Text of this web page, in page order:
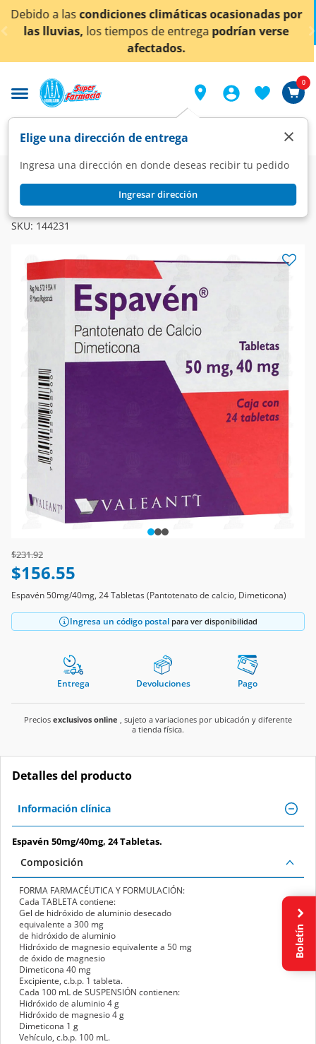
< div class="carousel-inner">
por
verse
¡Ahora también en Aguascalientes!
conocer detalles.
Elige una dirección de entrega
Ingresa una dirección en donde deseas recibir tu pedido
Ingresar dirección
×
0
Farmacia Medicina Dolor Analgésicos
Espavén 50mg/40mg, 24 Tabletas.
SKU: 144231
Price reduced from
$231.92to
$156.55
Espavén 50mg/40mg, 24 Tabletas (Pantotenato de calcio, Dimeticona)
Ingresa un código postal para ver disponibilidad
Entrega Devoluciones Pago
Precios exclusivos online , sujeto a variaciones por ubicación y diferente
a tienda física.
Detalles del producto
Información clínica
Espavén 50mg/40mg, 24 Tabletas.
Composición
FORMA FARMACÉUTICA Y FORMULACIÓN:
Cada TABLETAcontiene:
Gel de hidróxido de aluminio desecado
equivalente a 300 mg
de hidróxido de aluminio
Hidróxido de magnesio equivalente a 50 mg
de óxido de magnesio
Dimeticona 40 mg
Excipiente, c.b.p. 1 tableta.
Cada 100 mL de SUSPENSIÓN contienen:
Hidróxido de aluminio4 g
Hidróxido de magnesio4 g
Dimeticona 1 g
Vehículo, c.b.p. 100 mL.
Boletín